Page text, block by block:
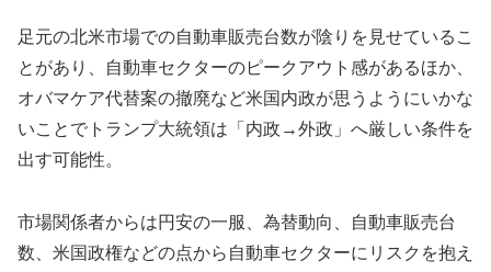
足元の北米市場での自動車販売台数が陰りを見せているこ
とがあり、自動車セクターのピークアウト感があるほか、
オバマケア代替案の撤廃など米国内政が思うようにいかな
いことでトランプ大統領は「内政→外政」へ厳しい条件を
出す可能性。
市場関係者からは円安の一服、為替動向、自動車販売台
数、米国政権などの点から自動車セクターにリスクを抱え